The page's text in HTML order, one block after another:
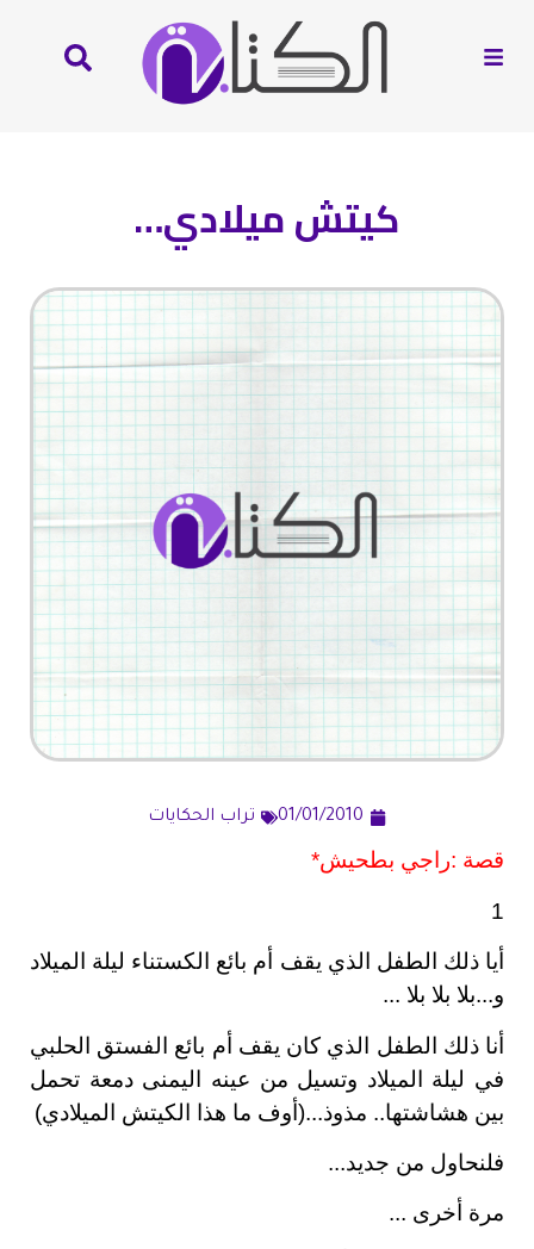
كيتش ميلادي…
01/01/2010 تراب الحكايات
قصة :راجي بطحيش*
1
أيا ذلك الطفل الذي يقف أم بائع الكستناء ليلة الميلاد
و...بلا بلا بلا ...
أنا ذلك الطفل الذي كان يقف أم بائع الفستق الحلبي
في ليلة الميلاد وتسيل من عينه اليمنى دمعة تحمل
بين هشاشتها.. مذوذ...(أوف ما هذا الكيتش الميلادي)
فلنحاول من جديد...
مرة أخرى ...